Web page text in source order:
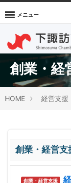
メニュー
創業・経
HOME 経営支援
創業・経営
創業・経営支援